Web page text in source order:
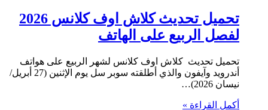
تحميل تحديث كلاش اوف كلانس 2026
لفصل الربيع على الهاتف
تحميل تحديث كلاش اوف كلانس لشهر الربيع على هواتف
أندرويد وآيفون والذي أطلقته سوبر سل يوم الإثنين (27 أبريل/
نيسان 2026)…
أكمل القراءة »